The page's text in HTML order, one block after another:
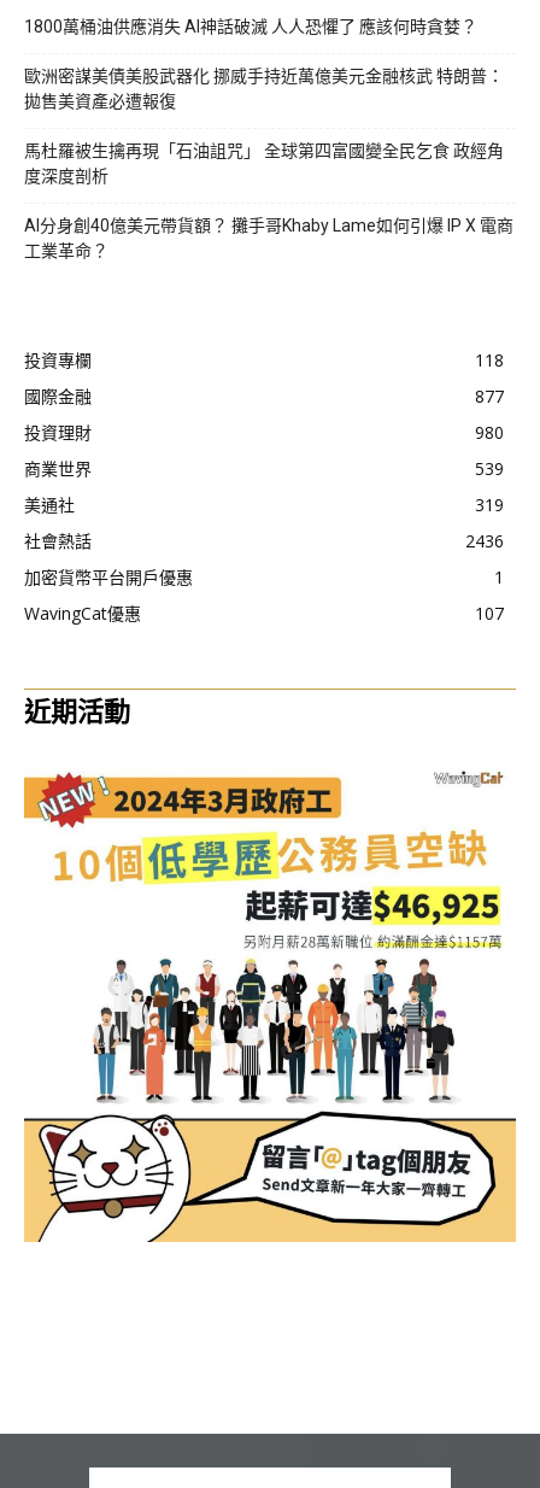
1800萬桶油供應消失 AI神話破滅 人人恐懼了 應該何時貪婪？
歐洲密謀美債美股武器化 挪威手持近萬億美元金融核武 特朗普：
拋售美資產必遭報復
馬杜羅被生擒再現「石油詛咒」 全球第四富國變全民乞食 政經角
度深度剖析
AI分身創40億美元帶貨額？ 攤手哥Khaby Lame如何引爆 IP X 電商
工業革命？
投資專欄
118
國際金融
877
投資理財
980
商業世界
539
美通社
319
社會熱話
2436
加密貨幣平台開戶優惠
1
WavingCat優惠
107
近期活動